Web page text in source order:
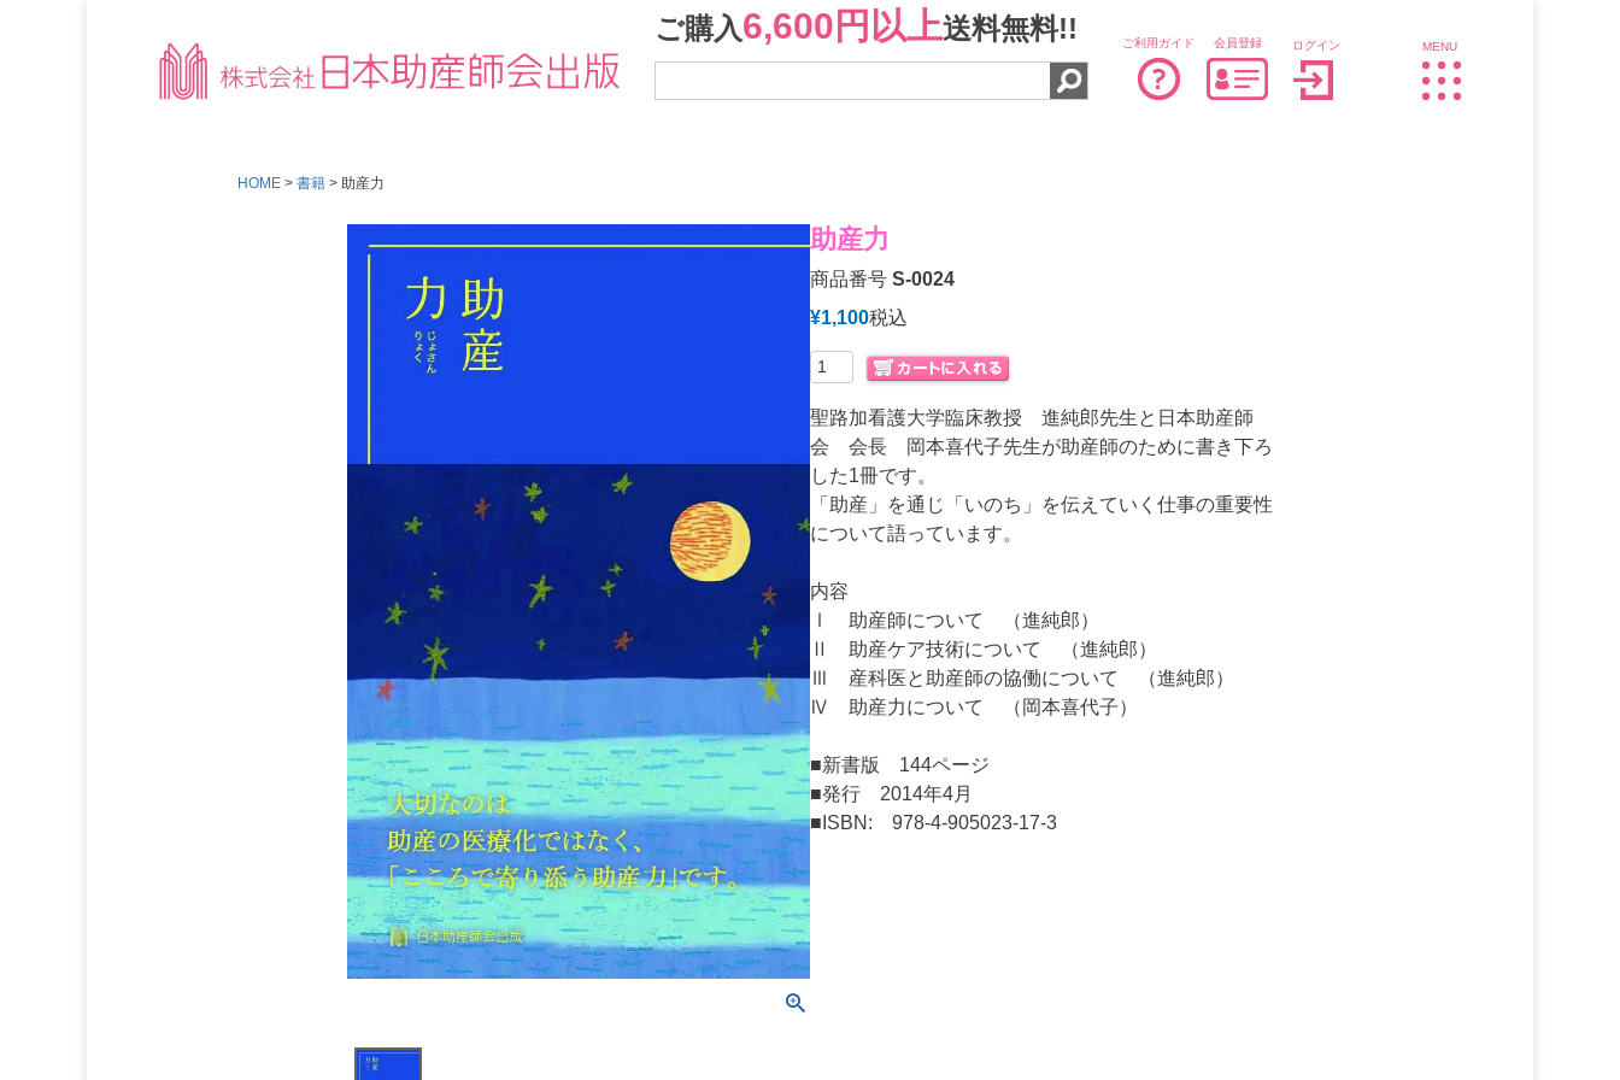
ご購入6,600円以上送料無料!! ご利用ガイド 会員登録 ログイン MENU
HOME 書籍 助産力
助産力
商品番号 S-0024
¥1,100税込
聖路加看護大学臨床教授 進純郎先生と日本助産師
会 会長 岡本喜代子先生が助産師のために書き下ろ
した1冊です。
「助産」を通じ「いのち」を伝えていく仕事の重要性
について語っています。
内容
Ⅰ 助産師について （進純郎）
Ⅱ 助産ケア技術について （進純郎）
Ⅲ 産科医と助産師の協働について （進純郎）
Ⅳ 助産力について （岡本喜代子）
■新書版 144ページ
■発行 2014年4月
■ISBN: 978-4-905023-17-3